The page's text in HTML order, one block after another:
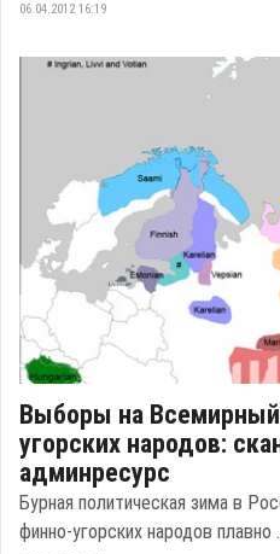
06.04.2012 16:19
Выборы на
угорских народов:
админресурс
Бурная политическая зима в
финно-угорских народов плавно ...